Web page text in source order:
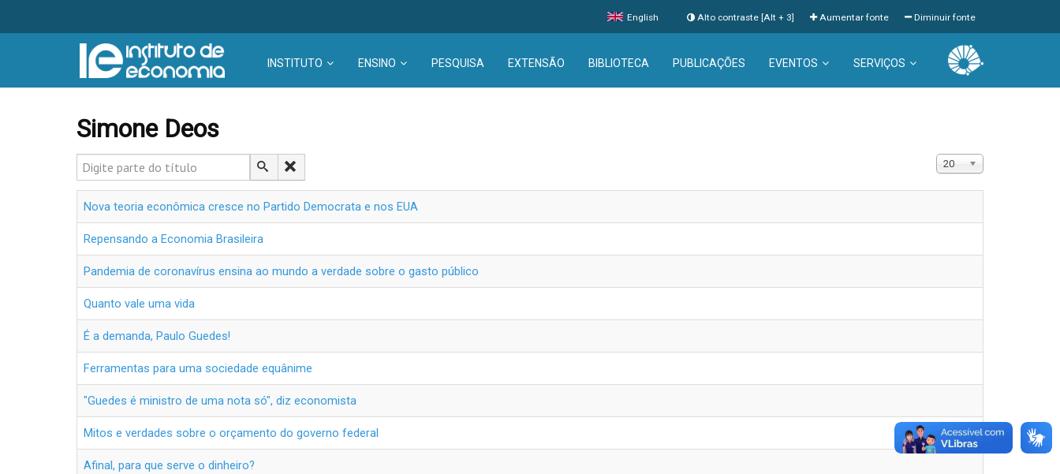
English Diminuir fonte
Aumentar fonte
Alto contraste [Alt + 3]
INSTITUTO ENSINO PESQUISA EXTENSÃO BIBLIOTECA PUBLICAÇÕES EVENTOS SERVIÇOS
Simone Deos
Digite parte do título Exibir #
20
Nova teoria econômica cresce no Partido Democrata e nos EUA
Repensando a Economia Brasileira
Pandemia de coronavírus ensina ao mundo a verdade sobre o gasto público
Quanto vale uma vida
É a demanda, Paulo Guedes!
Ferramentas para uma sociedade equânime
"Guedes é ministro de uma nota só", diz economista
Mitos e verdades sobre o orçamento do governo federal
Afinal, para que serve o dinheiro?